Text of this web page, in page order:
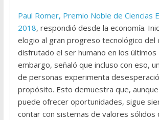
Paul Romer, Premio Noble de Ciencias
2018, respondió desde la economía.
elogio al gran progreso tecnológico del
disfrutado el ser humano en los últimos
embargo, señaló que incluso con eso,
de personas experimenta
propósito. Esto demuestra que,
puede ofrecer oportunidades, sigue
contar con sistemas de valores sólidos